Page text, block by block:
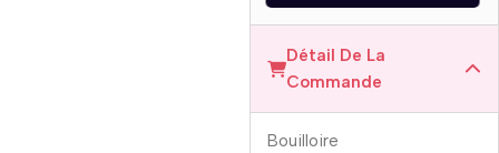
Détail De La
Commande
Bouilloire